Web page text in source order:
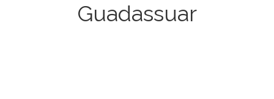
Guadassuar